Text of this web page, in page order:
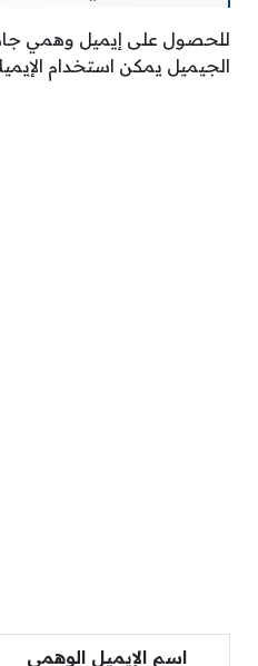
للحصول على إيميل وهمي
الجيميل يمكن استخدام
اسم الإيميل الوهمي